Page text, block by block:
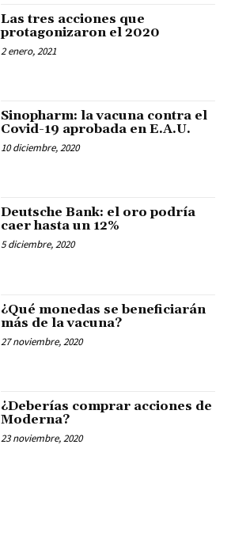
Las tres acciones que
protagonizaron el 2020
2 enero, 2021
Sinopharm: la vacuna contra el
Covid-19 aprobada en E.A.U.
10 diciembre, 2020
Deutsche Bank: el oro podría
caer hasta un 12%
5 diciembre, 2020
¿Qué monedas se beneficiarán
más de la vacuna?
27 noviembre, 2020
¿Deberías comprar acciones de
Moderna?
23 noviembre, 2020